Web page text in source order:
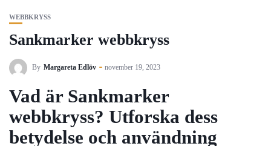
WEBBKRYSS
Sankmarker webbkryss
By Margareta Edlöv november 19, 2023
Vad är Sankmarker
webbkryss? Utforska dess
betydelse och användning